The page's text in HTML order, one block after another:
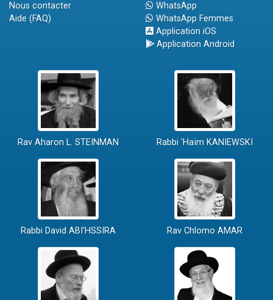
Nous contacter
Aide (FAQ)
WhatsApp
WhatsApp Femmes
Application iOS
Application Android
Rav Aharon L. STEINMAN Rabbi 'Haïm KANIEWSKI
Rabbi David ABI'HSSIRA Rav Chlomo AMAR